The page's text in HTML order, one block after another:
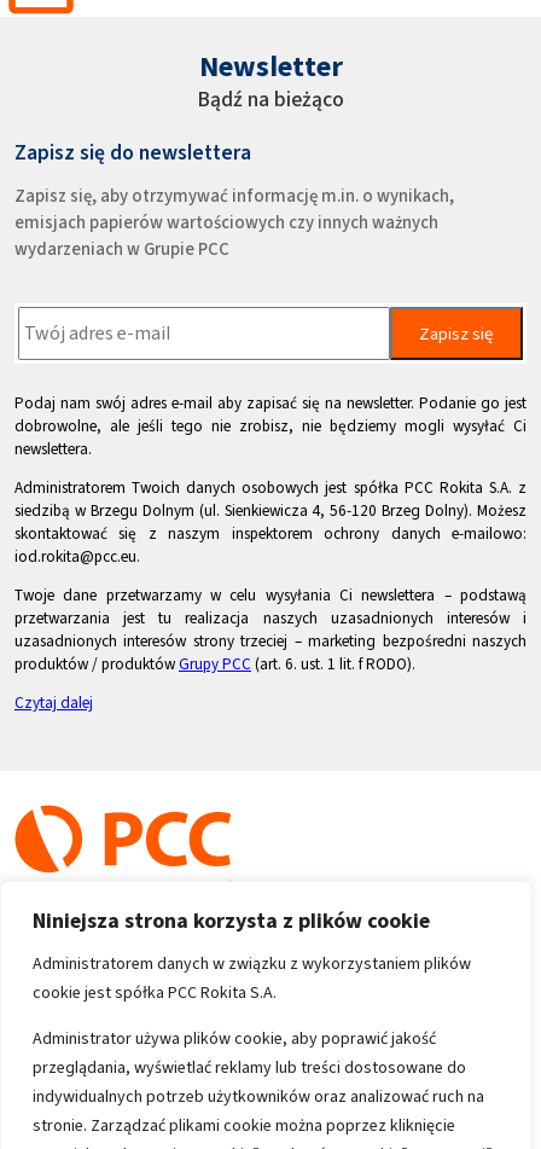
Niniejsza strona korzysta z plików cookie
Administratorem danych w związku z wykorzystaniem plików
cookie jest spółka PCC Rokita S.A.
Administrator używa plików cookie, aby poprawić jakość
przeglądania, wyświetlać reklamy lub treści dostosowane do
indywidualnych potrzeb użytkowników oraz analizować ruch na
stronie. Zarządzać plikami cookie można poprzez kliknięcie
Newsletter
Bądź na bieżąco
Zapisz się do newslettera
Zapisz się, aby otrzymywać informację m.in. o wynikach,
emisjach papierów wartościowych czy innych ważnych
wydarzeniach w Grupie PCC
Zapisz się
Podaj nam swój adres e-mail aby zapisać się na newsletter. Podanie go jest
dobrowolne, ale jeśli tego nie zrobisz, nie będziemy mogli wysyłać Ci
newslettera.
Administratorem Twoich danych osobowych jest spółka PCC Rokita S.A. z
siedzibą w Brzegu Dolnym (ul. Sienkiewicza 4, 56-120 Brzeg Dolny). Możesz
skontaktować się z naszym inspektorem ochrony danych e-mailowo:
iod.rokita@pcc.eu.
Twoje dane przetwarzamy w celu wysyłania Ci newslettera – podstawą
przetwarzania jest tu realizacja naszych uzasadnionych interesów i
uzasadnionych interesów strony trzeciej – marketing bezpośredni naszych
produktów / produktówGrupy PCC (art. 6. ust. 1 lit. f RODO).
Czytaj dalej
Copyright 1996-2026
Wszystkie prawa zastrzeżone